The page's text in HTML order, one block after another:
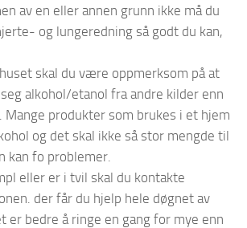
av en eller annen grunn ikke må du
og lungeredning så godt du kan,
skal du være oppmerksom på at
alkohol/etanol fra andre kilder enn
Mange produkter som brukes i et hjem
og det skal ikke så stor mengde til
kan fo problemer.
eller er i tvil skal du kontakte
der får du hjelp hele døgnet av
er bedre å ringe en gang for mye enn